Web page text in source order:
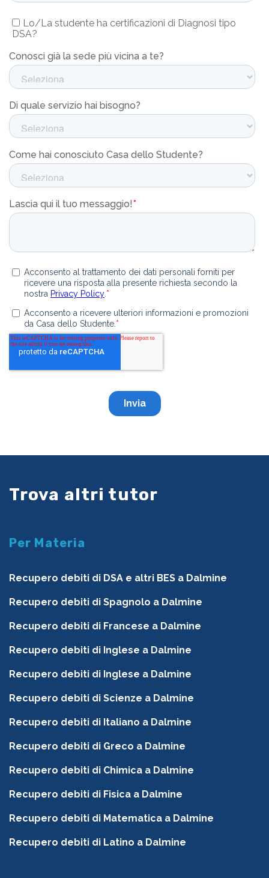
Trova altri tutor
Per Materia
Recupero debiti di DSA e altri BES a Dalmine
Recupero debiti di Spagnolo a Dalmine
Recupero debiti di Francese a Dalmine
Recupero debiti di Inglese a Dalmine
Recupero debiti di Inglese a Dalmine
Recupero debiti di Scienze a Dalmine
Recupero debiti di Italiano a Dalmine
Recupero debiti di Greco a Dalmine
Recupero debiti di Chimica a Dalmine
Recupero debiti di Fisica a Dalmine
Recupero debiti di Matematica a Dalmine
Recupero debiti di Latino a Dalmine